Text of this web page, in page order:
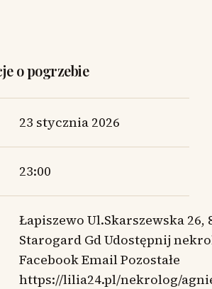
o pogrzebie
23 stycznia 2026
23:00
Łapiszewo Ul.Skarszewska 26,
Starogard Gd Udostępnij
Facebook Email Pozostałe
https://lilia24.pl/nekrolog/